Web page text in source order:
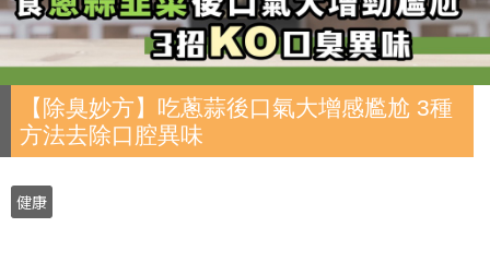
【除臭妙方】吃蔥蒜後口氣大增感尷尬 3種
方法去除口腔異味
健康